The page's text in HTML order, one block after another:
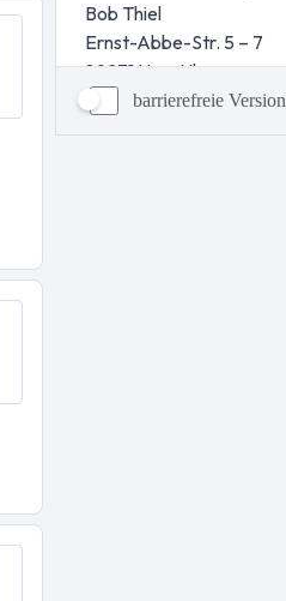
barrierefreie Version